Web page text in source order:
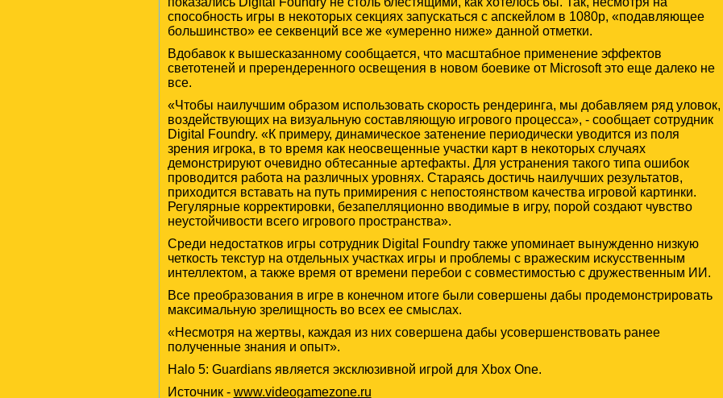
способность игры в некоторых секциях запускаться с апскейлом в 1080p, «подавляющее
большинство» ее секвенций все же «умеренно ниже» данной отметки.
Вдобавок к вышесказанному сообщается, что масштабное применение эффектов
светотеней и пререндеренного освещения в новом боевике от Microsoft это еще далеко не
все.
«Чтобы наилучшим образом использовать скорость рендеринга, мы добавляем ряд уловок,
воздействующих на визуальную составляющую игрового процесса», - сообщает сотрудник
Digital Foundry. «К примеру, динамическое затенение периодически уводится из поля
зрения игрока, в то время как неосвещенные участки карт в некоторых случаях
демонстрируют очевидно обтесанные артефакты. Для устранения такого типа ошибок
проводится работа на различных уровнях. Стараясь достичь наилучших результатов,
приходится вставать на путь примирения с непостоянством качества игровой картинки.
Регулярные корректировки, безапелляционно вводимые в игру, порой создают чувство
неустойчивости всего игрового пространства».
Среди недостатков игры сотрудник Digital Foundry также упоминает вынужденно низкую
четкость текстур на отдельных участках игры и проблемы с вражеским искусственным
интеллектом, а также время от времени перебои с совместимостью с дружественным ИИ.
Все преобразования в игре в конечном итоге были совершены дабы продемонстрировать
максимальную зрелищность во всех ее смыслах.
«Несмотря на жертвы, каждая из них совершена дабы усовершенствовать ранее
полученные знания и опыт».
Halo 5: Guardians является эксклюзивной игрой для Xbox One.
Источник - www.videogamezone.ru